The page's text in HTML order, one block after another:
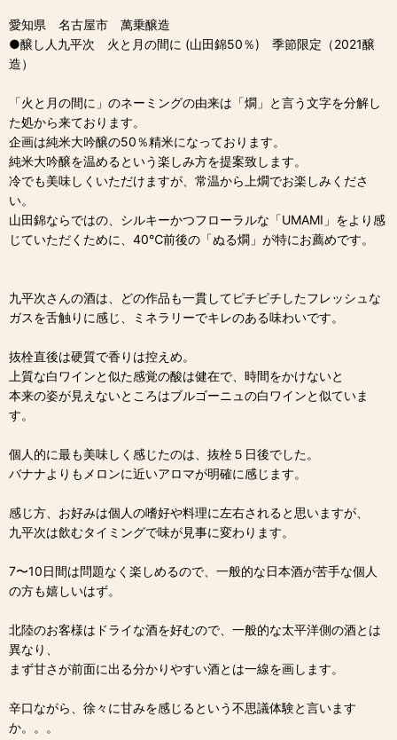
愛知県 名古屋市 萬乗醸造
●醸し人九平次 火と月の間に (山田錦50％) 季節限定（2021醸
造）
「火と月の間に」のネーミングの由来は「燗」と言う文字を分解し
た処から来ております。
企画は純米大吟醸の50％精米になっております。
純米大吟醸を温めるという楽しみ方を提案致します。
冷でも美味しくいただけますが、常温から上燗でお楽しみくださ
い。
山田錦ならではの、シルキーかつフローラルな「UMAMI」をより感
じていただくために、40℃前後の「ぬる燗」が特にお薦めです。
九平次さんの酒は、どの作品も一貫してピチピチしたフレッシュな
ガスを舌触りに感じ、ミネラリーでキレのある味わいです。
抜栓直後は硬質で香りは控えめ。
上質な白ワインと似た感覚の酸は健在で、時間をかけないと
本来の姿が見えないところはブルゴーニュの白ワインと似ていま
す。
個人的に最も美味しく感じたのは、抜栓５日後でした。
バナナよりもメロンに近いアロマが明確に感じます。
感じ方、お好みは個人の嗜好や料理に左右されると思いますが、
九平次は飲むタイミングで味が見事に変わります。
7〜10日間は問題なく楽しめるので、一般的な日本酒が苦手な個人
の方も嬉しいはず。
北陸のお客様はドライな酒を好むので、一般的な太平洋側の酒とは
異なり、
まず甘さが前面に出る分かりやすい酒とは一線を画します。
辛口ながら、徐々に甘みを感じるという不思議体験と言います
か。。。